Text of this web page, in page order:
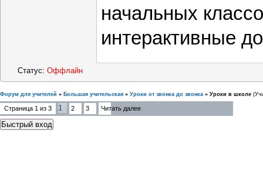
начальных
интерактивные
Статус: Оффлайн
Форум для учителей » Большая учительская » Уроки от звонка до звонка » Уроки в школе
Страница 1 из 3 1 2 3 Читать далее